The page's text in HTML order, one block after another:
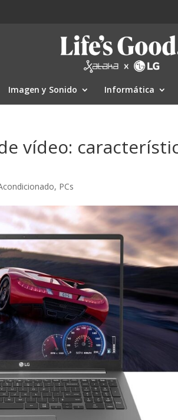
Imagen y Sonido Informática
vídeo:
, PCs